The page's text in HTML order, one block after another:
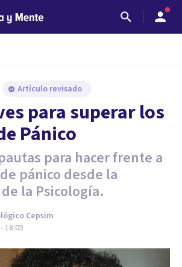
Artículo revisado
para superar los
Pánico
para hacer frente a
pánico desde la
la Psicología.
Cepsim
18:05